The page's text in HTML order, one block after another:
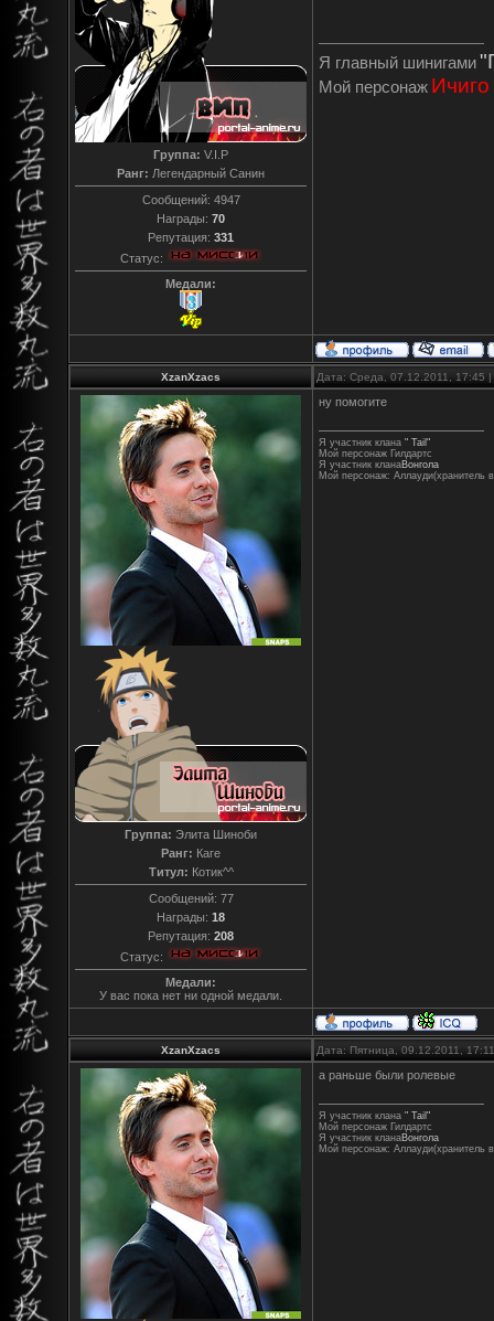
Группа: V.I.P
Ранг: Легендарный Санин
Сообщений: 4947
Награды: 70
Репутация: 331
Статус:
Медали:
Я главный шинигами
Мой персонаж
XzanXzacs Дата: Среда, 07.12.2011, 17:45
Группа: Элита Шиноби
Ранг: Каге
Титул: Котик^^
Сообщений: 77
Награды: 18
Репутация: 208
Статус:
Медали:
У вас пока нет ни одной медали.
ну помогите
Я участник клана " Tail"
Мой персонаж Гилдартс
Я участник кланаВонгола
Мой персонаж: Аллауди(хранитель
XzanXzacs Дата: Пятница, 09.12.2011,
а раньше были ролевые
Я участник клана " Tail"
Мой персонаж Гилдартс
Я участник кланаВонгола
Мой персонаж: Аллауди(хранитель